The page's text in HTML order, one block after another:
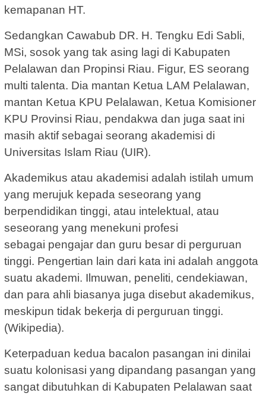
kemapanan HT.
Sedangkan Cawabub DR. H. Tengku Edi Sabli,
MSi, sosok yang tak asing lagi di Kabupaten
Pelalawan dan Propinsi Riau. Figur, ES seorang
multi talenta. Dia mantan Ketua LAM Pelalawan,
mantan Ketua KPU Pelalawan, Ketua Komisioner
KPU Provinsi Riau, pendakwa dan juga saat ini
masih aktif sebagai seorang akademisi di
Universitas Islam Riau (UIR).
Akademikus atau akademisi adalah istilah umum
yang merujuk kepada seseorang yang
berpendidikan tinggi, atau intelektual, atau
seseorang yang menekuni profesi
sebagai pengajar dan guru besar di perguruan
tinggi. Pengertian lain dari kata ini adalah anggota
suatu akademi. Ilmuwan, peneliti, cendekiawan,
dan para ahli biasanya juga disebut akademikus,
meskipun tidak bekerja di perguruan tinggi.
(Wikipedia).
Keterpaduan kedua bacalon pasangan ini dinilai
suatu kolonisasi yang dipandang pasangan yang
sangat dibutuhkan di Kabupaten Pelalawan saat